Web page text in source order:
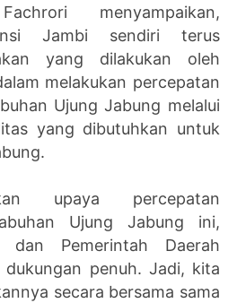
menyampaikan,
Jambi sendiri terus
yang dilakukan oleh
melakukan percepatan
Ujung Jabung melalui
yang dibutuhkan untuk
upaya percepatan
Ujung Jabung ini,
dan Pemerintah Daerah
dukungan penuh. Jadi, kita
secara bersama sama